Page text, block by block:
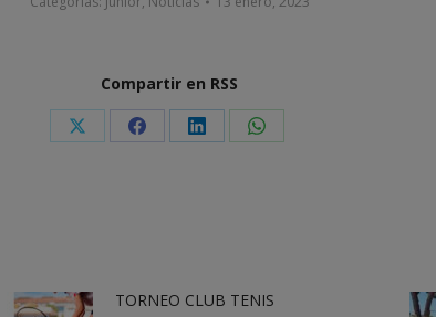
Compartir en RSS
Share Share Share Share
TORNEO CLUB TENIS